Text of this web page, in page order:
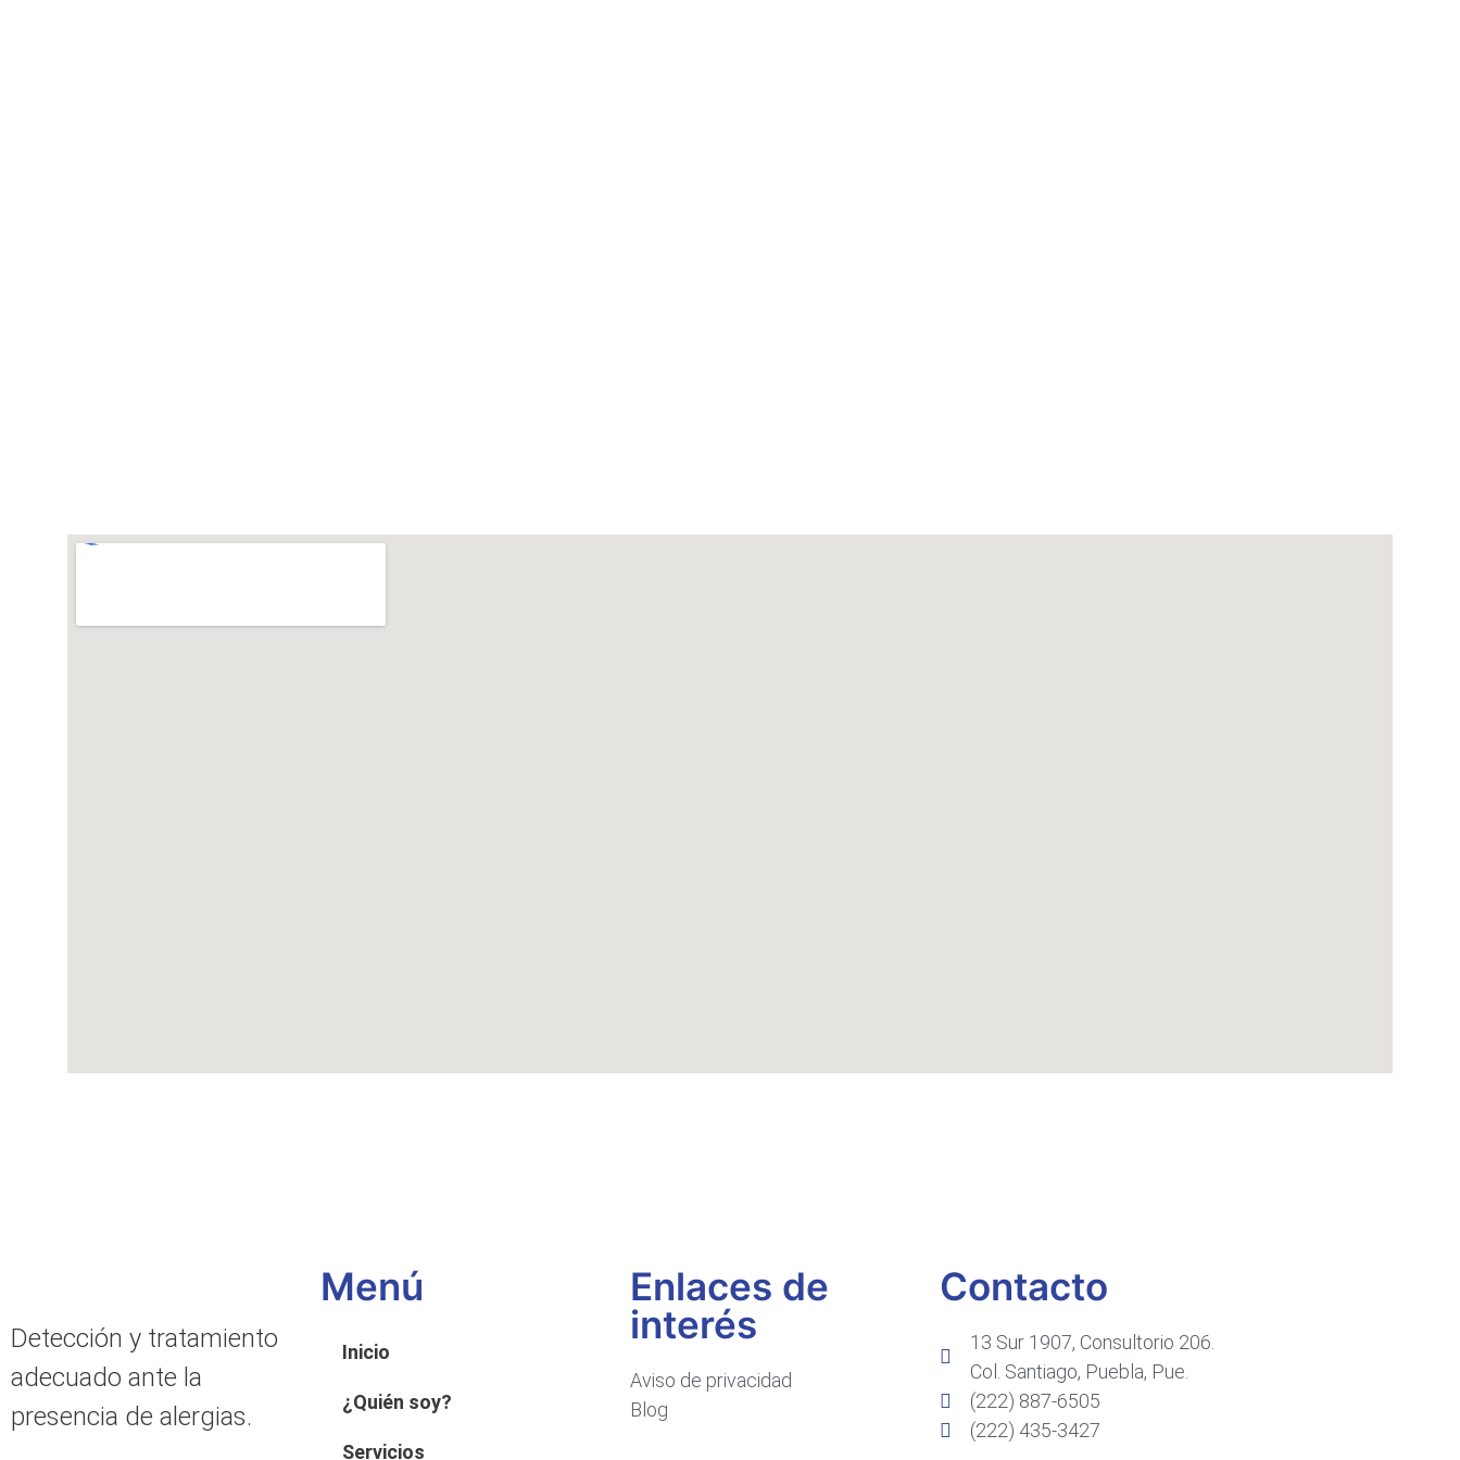
Detección y tratamiento
adecuado ante la
presencia de alergias.
Menú
Inicio
¿Quién soy?
Servicios
Enlaces de
interés
Aviso de privacidad
Blog
Contacto
13 Sur 1907, Consultorio 206.
Col. Santiago, Puebla, Pue.
(222) 887-6505
(222) 435-3427